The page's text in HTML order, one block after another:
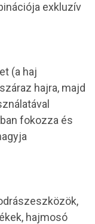
exkluzív
(a haj
hajra, majd
fokozza és
hajmosó